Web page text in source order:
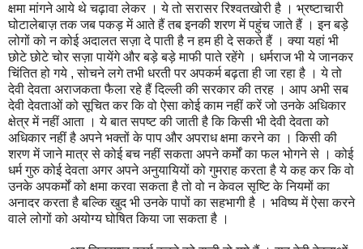
क्षमा मांगने आये थे चढ़ावा लेकर । ये तो सरासर रिश्वतखोरी है । भ्रष्टाचारी
घोटालेबाज़ तक जब पकड़ में आते हैं तब इनकी शरण में पहुंच जाते हैं । इन बड़े
लोगों को न कोई अदालत सज़ा दे पाती है न हम ही दे सकते हैं । क्या यहां भी
छोटे छोटे चोर सज़ा पायेंगे और बड़े बड़े माफी पाते रहेंगे । धर्मराज भी ये जानकर
चिंतित हो गये , सोचने लगे तभी धरती पर अपकर्म बढ़ता ही जा रहा है । ये तो
देवी देवता अराजकता फैला रहे हैं दिल्ली की सरकार की तरह । आप अभी सब
देवी देवताओं को सूचित कर कि वो ऐसा कोई काम नहीं करें जो उनके अधिकार
क्षेत्र में नहीं आता । ये बात सपष्ट की जाती है कि किसी भी देवी देवता को
अधिकार नहीं है अपने भक्तों के पाप और अपराध क्षमा करने का । किसी की
शरण में जाने मात्र से कोई बच नहीं सकता अपने कर्मों का फल भोगने से । कोई
धर्म गुरु कोई देवता अगर अपने अनुयायियों को गुमराह करता है ये कह कर कि वो
उनके अपकर्मों को क्षमा करवा सकता है तो वो न केवल सृष्टि के नियमों का
अनादर करता है बल्कि खुद भी उनके पापों का सहभागी है । भविष्य में ऐसा करने
वाले लोगों को अयोग्य घोषित किया जा सकता है ।